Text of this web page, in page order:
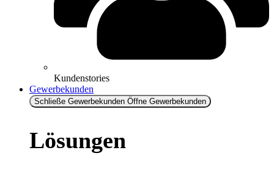
Kundenstories
Gewerbekunden
Schließe Gewerbekunden Öffne Gewerbekunden
Lösungen